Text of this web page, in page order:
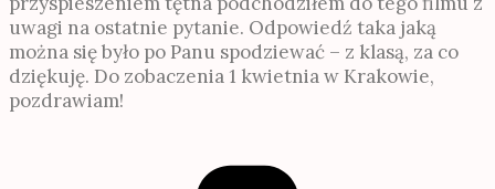
uwagi na ostatnie pytanie. Odpowiedź taka jaką
można się było po Panu spodziewać – z klasą, za co
dziękuję. Do zobaczenia 1 kwietnia w Krakowie,
pozdrawiam!